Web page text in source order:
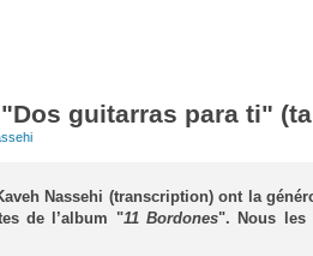
guitarras para ti"
Nassehi (transcription) ont la
de l’album "11 Bordones". Nous les